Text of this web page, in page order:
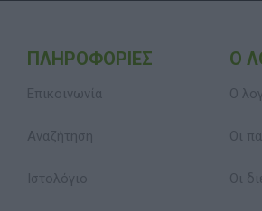
ΠΛΗΡΟΦΟΡΊΕΣ
Επικοινωνία
Αναζήτηση
Ιστολόγιο
Ο
Ο
Οι
Οι